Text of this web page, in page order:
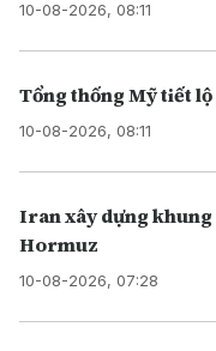
10-08-2026, 08:11
Tổng thống Mỹ tiết
10-08-2026, 08:11
Iran xây dựng khung
Hormuz
10-08-2026, 07:28